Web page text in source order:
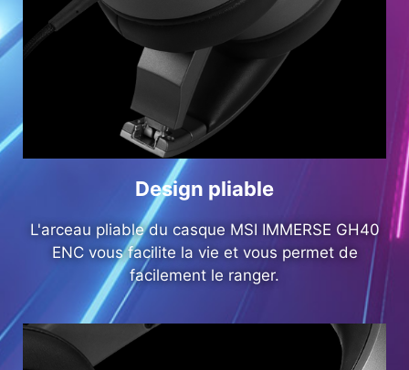
Design pliable
L'arceau pliable du casque MSI IMMERSE GH40
ENC vous facilite la vie et vous permet de
facilement le ranger.